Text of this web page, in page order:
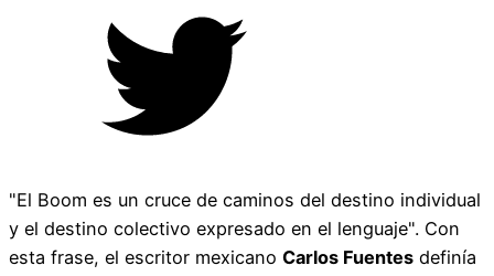
"El Boom es un cruce de caminos del destino individual
y el destino colectivo expresado en el lenguaje". Con
esta frase, el escritor mexicano Carlos Fuentes definía